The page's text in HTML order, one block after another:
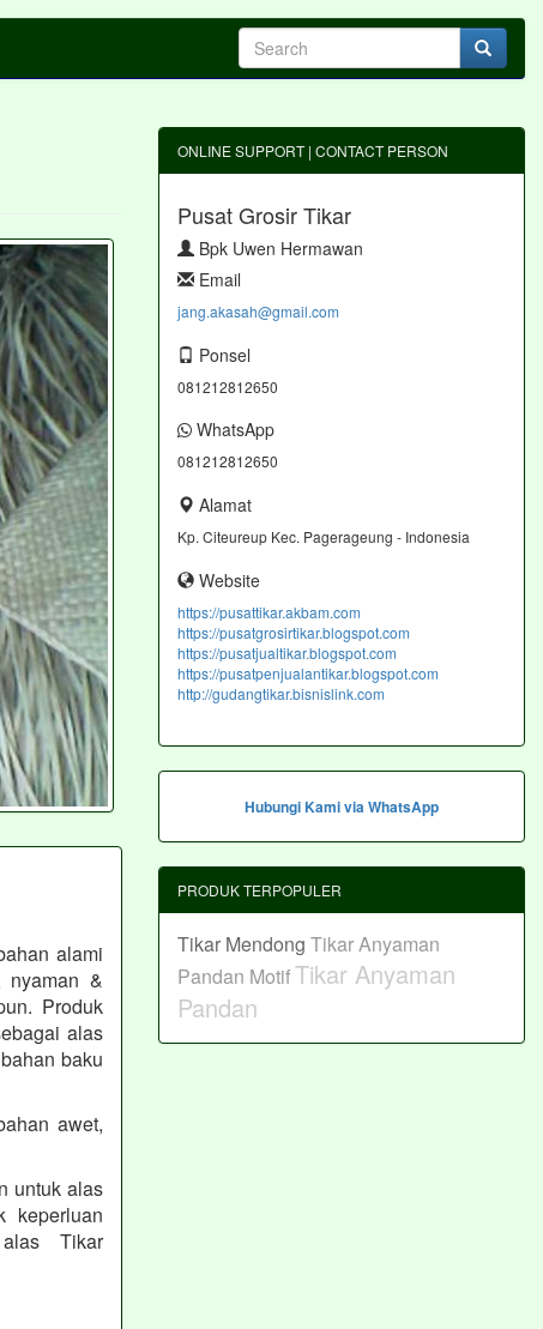
alami
nyaman &
Produk
alas
baku
awet,
untuk alas
keperluan
Tikar
ONLINE SUPPORT | CONTACT PERSON
Pusat Grosir Tikar
Bpk Uwen Hermawan
Email
jang.akasah@gmail.com
Ponsel
081212812650
WhatsApp
081212812650
Alamat
Kp. Citeureup Kec. Pagerageung - Indonesia
Website
https://pusattikar.akbam.com
https://pusatgrosirtikar.blogspot.com
https://pusatjualtikar.blogspot.com
https://pusatpenjualantikar.blogspot.com
http://gudangtikar.bisnislink.com
Hubungi Kami via WhatsApp
PRODUK TERPOPULER
Tikar Mendong Tikar Anyaman
Pandan MotifTikar Anyaman
Pandan